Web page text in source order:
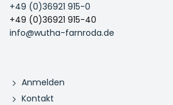
+49 (0)36921 915-0
+49 (0)36921 915-40
info@wutha-farnroda.de
Anmelden
Kontakt